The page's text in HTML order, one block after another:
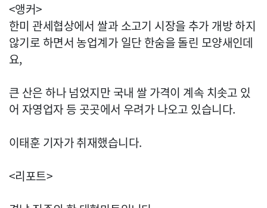
<앵커>
한미 관세협상에서 쌀과 소고기 시장을 추가 개방 하지
않기로 하면서 농업계가 일단 한숨을 돌린 모양새인데
요,
큰 산은 하나 넘었지만 국내 쌀 가격이 계속 치솟고 있
어 자영업자 등 곳곳에서 우려가 나오고 있습니다.
이태훈 기자가 취재했습니다.
<리포트>